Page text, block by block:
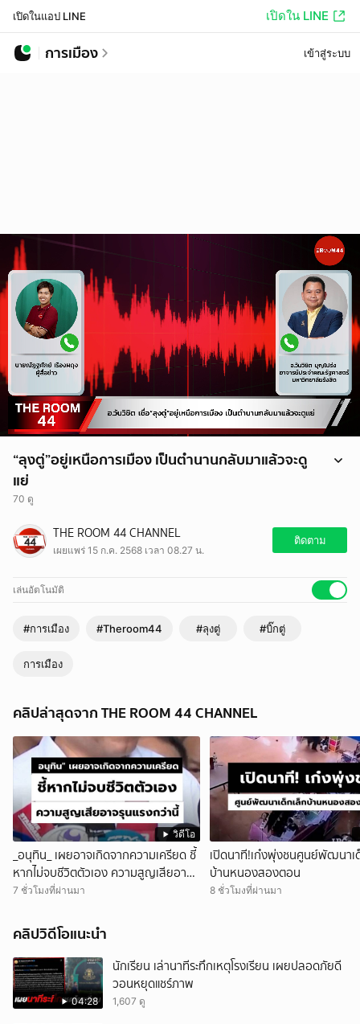
เปิดในแอป LINE เปิดใน LINE
การเมือง เข้าสู่ระบบ
“ลุงตู่”อยู่เหนือการเมือง เป็นตำนานกลับมาแล้วจะดู
แย่
70 ดู
เชื่อ“ลุงตู่”อยู่เหนือการเมือง เป็นตำนานกลับมาแล้วจะดูแย่
#ลุงตู่ #บิ๊กตู่ #การเมือง #วันวิชิต #Theroom44
THE ROOM 44 CHANNEL
เผยแพร่ 15 ก.ค. 2568 เวลา 08.27 น.
ติดตาม
เล่นอัตโนมัติ
#การเมือง #Theroom44 #ลุงตู่ #บิ๊กตู่
การเมือง
คลิปล่าสุดจาก THE ROOM 44 CHANNEL
วิดีโอ
_อนุทิน_ เผยอาจเกิดจากความเครียด ชี้
หากไม่จบชีวิตตัวเอง ความสูญเสียอาจ
รุนแรงกว่านี้
7 ชั่วโมงที่ผ่านมา
เปิดนาที!เก๋งพุ่งชนศูนย์พัฒนาเ
บ้านหนองสองตอน
8 ชั่วโมงที่ผ่านมา
คลิปวิดีโอแนะนำ
04:28
นักเรียน เล่านาทีระทึกเหตุโรงเรียน เผยปลอดภัยดี
วอนหยุดแชร์ภาพ
1,607 ดู